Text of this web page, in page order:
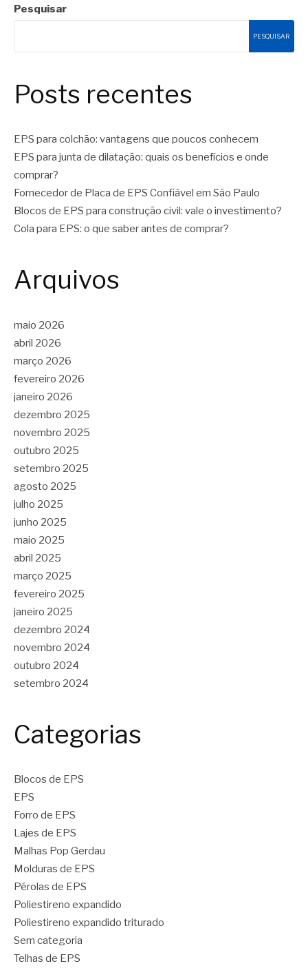
posts
Pesquisar
PESQUISAR
Posts recentes
EPS para colchão: vantagens que poucos conhecem
EPS para junta de dilatação: quais os benefícios e onde
comprar?
Fornecedor de Placa de EPS Confiável em São Paulo
Blocos de EPS para construção civil: vale o investimento?
Cola para EPS: o que saber antes de comprar?
Arquivos
maio 2026
abril 2026
março 2026
fevereiro 2026
janeiro 2026
dezembro 2025
novembro 2025
outubro 2025
setembro 2025
agosto 2025
julho 2025
junho 2025
maio 2025
abril 2025
março 2025
fevereiro 2025
janeiro 2025
dezembro 2024
novembro 2024
outubro 2024
setembro 2024
Categorias
Blocos de EPS
EPS
Forro de EPS
Lajes de EPS
Malhas Pop Gerdau
Molduras de EPS
Pérolas de EPS
Poliestireno expandido
Poliestireno expandido triturado
Sem categoria
Telhas de EPS